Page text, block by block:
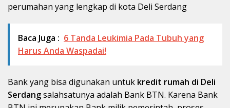
perumahan yang lengkap di kota Deli Serdang
Baca Juga : 6 Tanda Leukimia Pada Tubuh yang
Harus Anda Waspadai!
Bank yang bisa digunakan untuk kredit rumah di Deli
Serdangsalahsatunya adalah Bank BTN. Karena Bank